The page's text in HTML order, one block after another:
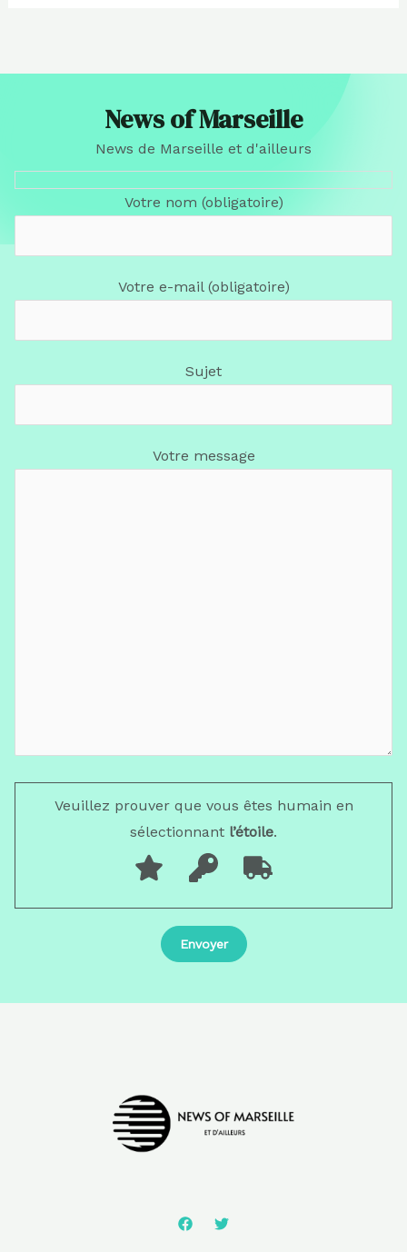
News of Marseille
News de Marseille et d'ailleurs
Votre nom (obligatoire)
Votre e-mail (obligatoire)
Sujet
Votre message
Veuillez prouver que vous êtes humain en
sélectionnant l’étoile.